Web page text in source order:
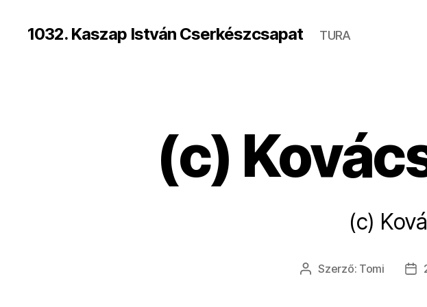
1032. Kaszap István Cserkészcsapat TURA
(c)
(c)
Bejegyzés
Szerző: Tomi